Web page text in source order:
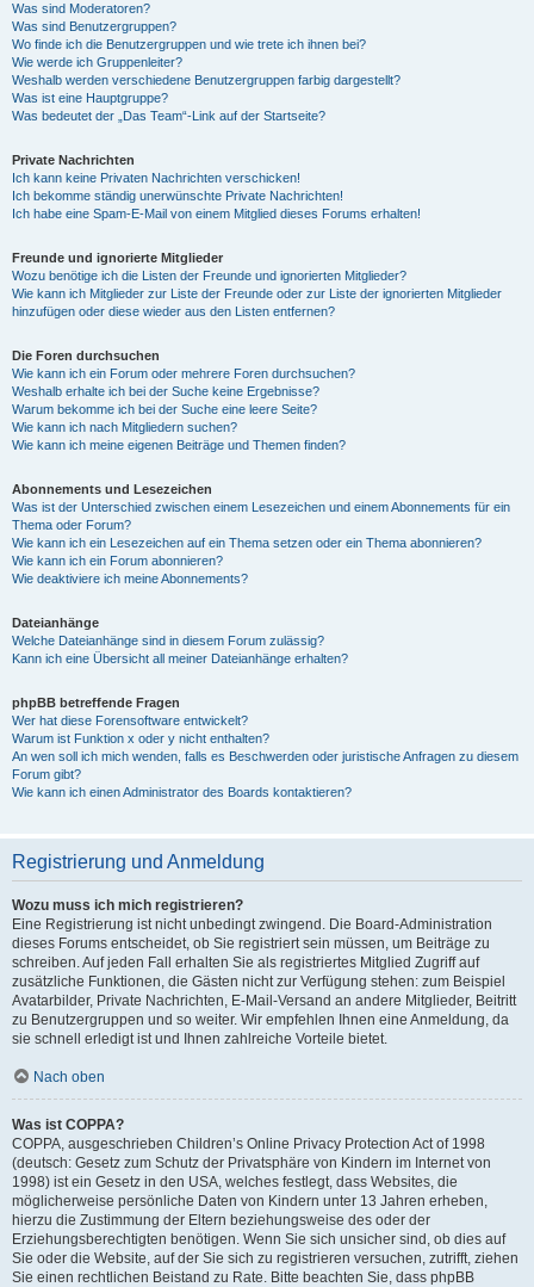
Was sind Moderatoren?
Was sind Benutzergruppen?
Wo finde ich die Benutzergruppen und wie trete ich ihnen bei?
Wie werde ich Gruppenleiter?
Weshalb werden verschiedene Benutzergruppen farbig dargestellt?
Was ist eine Hauptgruppe?
Was bedeutet der „Das Team“-Link auf der Startseite?
Private Nachrichten
Ich kann keine Privaten Nachrichten verschicken!
Ich bekomme ständig unerwünschte Private Nachrichten!
Ich habe eine Spam-E-Mail von einem Mitglied dieses Forums erhalten!
Freunde und ignorierte Mitglieder
Wozu benötige ich die Listen der Freunde und ignorierten Mitglieder?
Wie kann ich Mitglieder zur Liste der Freunde oder zur Liste der ignorierten Mitglieder
hinzufügen oder diese wieder aus den Listen entfernen?
Die Foren durchsuchen
Wie kann ich ein Forum oder mehrere Foren durchsuchen?
Weshalb erhalte ich bei der Suche keine Ergebnisse?
Warum bekomme ich bei der Suche eine leere Seite?
Wie kann ich nach Mitgliedern suchen?
Wie kann ich meine eigenen Beiträge und Themen finden?
Abonnements und Lesezeichen
Was ist der Unterschied zwischen einem Lesezeichen und einem Abonnements für ein
Thema oder Forum?
Wie kann ich ein Lesezeichen auf ein Thema setzen oder ein Thema abonnieren?
Wie kann ich ein Forum abonnieren?
Wie deaktiviere ich meine Abonnements?
Dateianhänge
Welche Dateianhänge sind in diesem Forum zulässig?
Kann ich eine Übersicht all meiner Dateianhänge erhalten?
phpBB betreffende Fragen
Wer hat diese Forensoftware entwickelt?
Warum ist Funktion x oder y nicht enthalten?
An wen soll ich mich wenden, falls es Beschwerden oder juristische Anfragen zu diesem
Forum gibt?
Wie kann ich einen Administrator des Boards kontaktieren?
Registrierung und Anmeldung
Wozu muss ich mich registrieren?
Eine Registrierung ist nicht unbedingt zwingend. Die Board-Administration
dieses Forums entscheidet, ob Sie registriert sein müssen, um Beiträge zu
schreiben. Auf jeden Fall erhalten Sie als registriertes Mitglied Zugriff auf
zusätzliche Funktionen, die Gästen nicht zur Verfügung stehen: zum Beispiel
Avatarbilder, Private Nachrichten, E-Mail-Versand an andere Mitglieder, Beitritt
zu Benutzergruppen und so weiter. Wir empfehlen Ihnen eine Anmeldung, da
sie schnell erledigt ist und Ihnen zahlreiche Vorteile bietet.
Nach oben
Was ist COPPA?
COPPA, ausgeschrieben Children’s Online Privacy Protection Act of 1998
(deutsch: Gesetz zum Schutz der Privatsphäre von Kindern im Internet von
1998) ist ein Gesetz in den USA, welches festlegt, dass Websites, die
möglicherweise persönliche Daten von Kindern unter 13 Jahren erheben,
hierzu die Zustimmung der Eltern beziehungsweise des oder der
Erziehungsberechtigten benötigen. Wenn Sie sich unsicher sind, ob dies auf
Sie oder die Website, auf der Sie sich zu registrieren versuchen, zutrifft, ziehen
Sie einen rechtlichen Beistand zu Rate. Bitte beachten Sie, dass phpBB